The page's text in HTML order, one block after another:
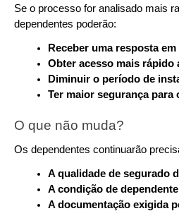
Se o processo for analisado mais
dependentes poderão:
Receber uma resposta
Obter acesso mais rápido
Diminuir o período de
Ter maior segurança para
O que não muda?
Os dependentes continuarão
A qualidade de segurado
A condição de
A documentação exigida